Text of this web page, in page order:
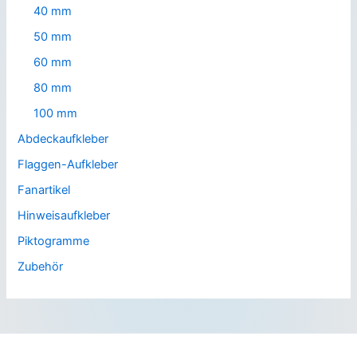
40 mm
50 mm
60 mm
80 mm
100 mm
Abdeckaufkleber
Flaggen-Aufkleber
Fanartikel
Hinweisaufkleber
Piktogramme
Zubehör